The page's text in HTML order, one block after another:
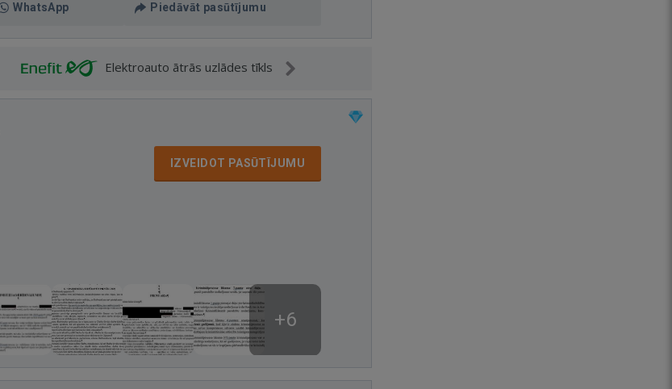
WhatsApp Piedāvāt pasūtījumu
Elektroauto ātrās uzlādes tīkls
IZVEIDOT PASŪTĪJUMU
+6